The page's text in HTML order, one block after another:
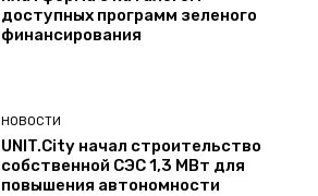
доступных программ зеленого
финансирования
НОВОСТИ
UNIT.City начал строительство
собственной СЭС 1,3 МВт для
повышения автономности